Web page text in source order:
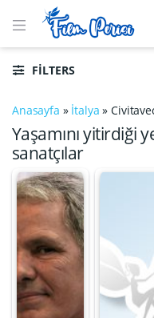
FILTERS
Anasayfa » İtalya »
Yaşamını yitirdiği
sanatçılar